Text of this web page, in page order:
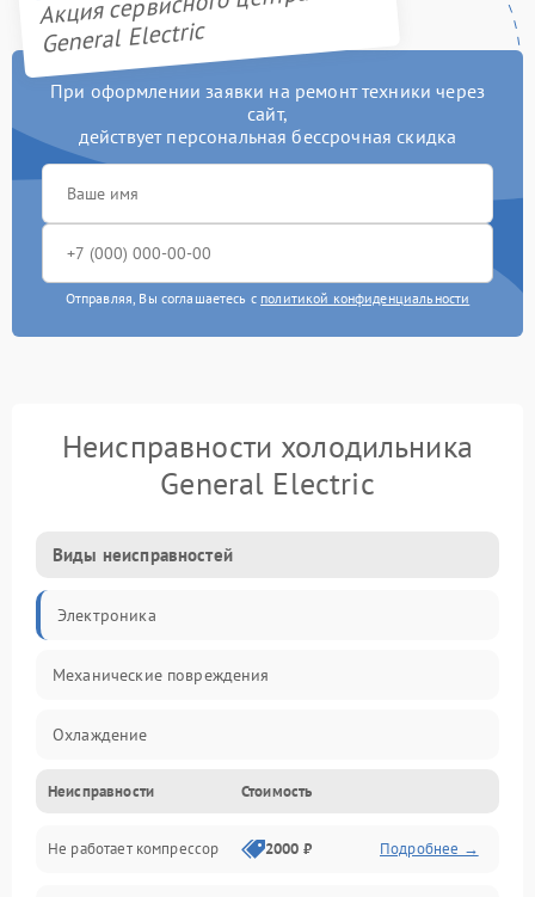
General Electric
При оформлении заявки на ремонт техники через
сайт,
действует персональная бессрочная скидка
Отправляя, Вы соглашаетесь с политикой конфиденциальности
Неисправности холодильника
General Electric
Виды неисправностей
Электроника
Механические повреждения
Охлаждение
Механика
Электропитание
Неисправности Стоимость
Не работает компрессор 2000 ₽ Подробнее →